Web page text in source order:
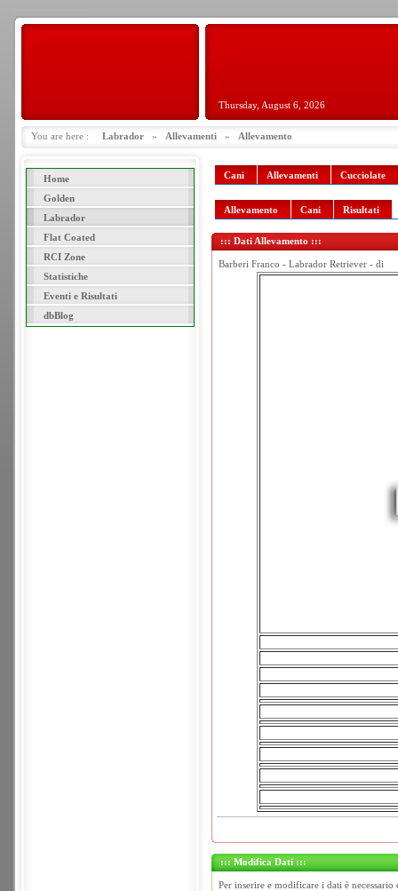
Thursday, August 6, 2026
You are here : Labrador » Allevamenti » Allevamento
Home
Golden
Labrador
Flat Coated
RCI Zone
Statistiche
Eventi e Risultati
dbBlog
Cani Allevamenti Cucciolate
Allevamento Cani Risultati
::: Dati Allevamento :::
Barberi Franco - Labrador Retriever - di
::: Modifica Dati :::
Per inserire e modificare i dati è necessario